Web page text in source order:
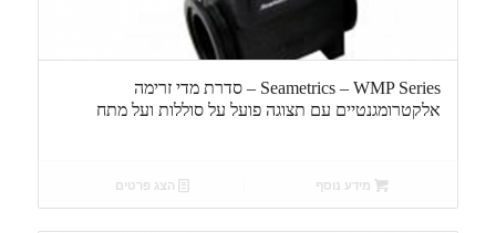
Seametrics – WMP Series – סדרת מדי זרימה
אלקטרומגנטיים עם תצוגה פועל על סוללות ועל מתח
מידע נוסף הצג פרטים